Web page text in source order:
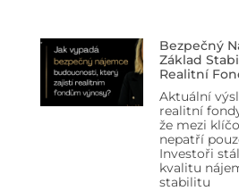
Bezpečný
Základ
Realitní
Aktuální
realitní
že mezi
nepatří
Investoři
kvalitu
stabilitu